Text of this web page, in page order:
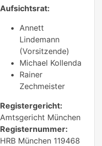
Aufsichtsrat:
Annett
Lindemann
(Vorsitzende)
Michael Kollenda
Rainer
Zechmeister
Registergericht:
Amtsgericht München
Registernummer:
HRB München 119468